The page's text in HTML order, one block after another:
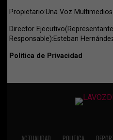
Propietario:Una Voz
Director
Responsable):Esteban
Politica de Privacidad